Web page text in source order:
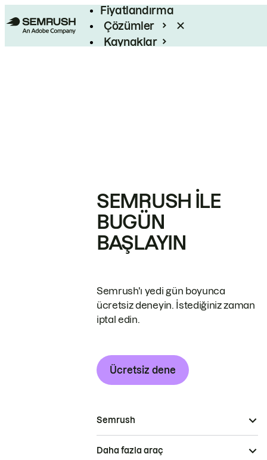
Fiyatlandırma
Çözümler
Kaynaklar
SEMRUSH ILE
BUGÜN
BAŞLAYIN
Semrush'ı yedi gün boyunca
ücretsiz deneyin. İstediğiniz zaman
iptal edin.
Ücretsiz dene
Semrush
Daha fazla araç